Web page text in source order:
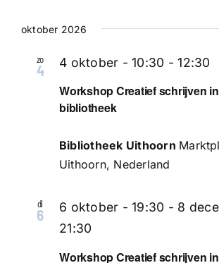
oktober 2026
zo
4
Workshop Creatief schrijven
bibliotheek
4 oktober - 10:30 -12:30
Bibliotheek Uithoorn
Uithoorn, Nederland
di
6
Workshop Creatief schrijven
6 oktober - 19:30 - 8
21:30